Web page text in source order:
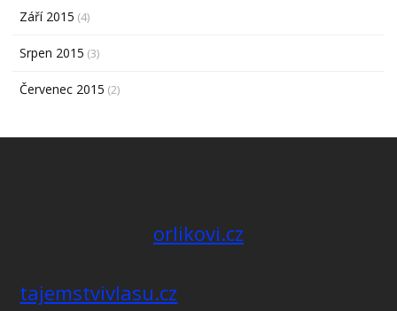
Září 2015 (4)
Srpen 2015 (3)
Červenec 2015 (2)
orlikovi.cz
tajemstvivlasu.cz